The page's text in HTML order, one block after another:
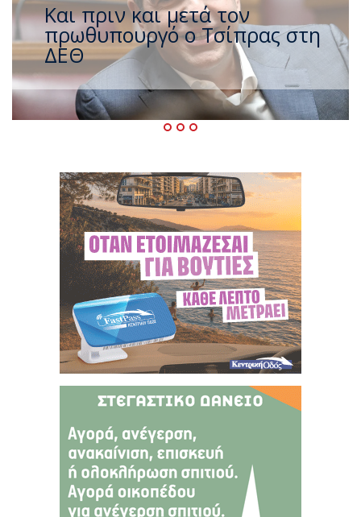
Έρχεται νέο ισχυρό κύμα
ζέστης με 40 βαθμούς Κελσίου
– Ο καιρός έως τον
Δεκαπενταύγουστο